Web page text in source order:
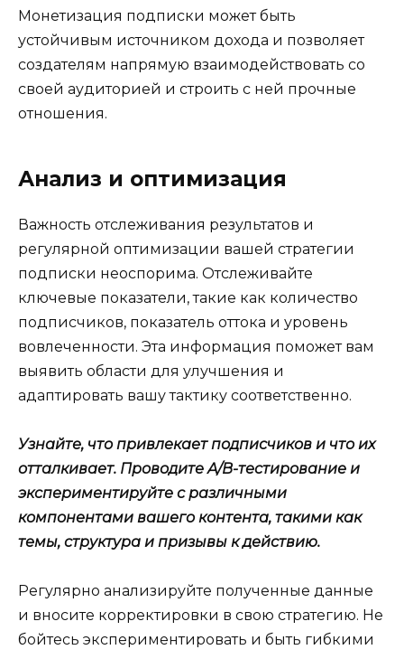
Монетизация подписки может быть
устойчивым источником дохода и позволяет
создателям напрямую взаимодействовать со
своей аудиторией и строить с ней прочные
отношения.
Анализ и оптимизация
Важность отслеживания результатов и
регулярной оптимизации вашей стратегии
подписки неоспорима. Отслеживайте
ключевые показатели, такие как количество
подписчиков, показатель оттока и уровень
вовлеченности. Эта информация поможет вам
выявить области для улучшения и
адаптировать вашу тактику соответственно.
Узнайте, что привлекает подписчиков и что их
отталкивает. Проводите A/B-тестирование и
экспериментируйте с различными
компонентами вашего контента, такими как
темы, структура и призывы к действию.
Регулярно анализируйте полученные данные
и вносите корректировки в свою стратегию. Не
бойтесь экспериментировать и быть гибкими